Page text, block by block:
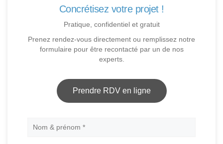
Concrétisez votre projet !
Pratique, confidentiel et gratuit
Prenez rendez-vous directement ou remplissez notre
formulaire pour être recontacté par un de nos
experts.
Prendre RDV en ligne